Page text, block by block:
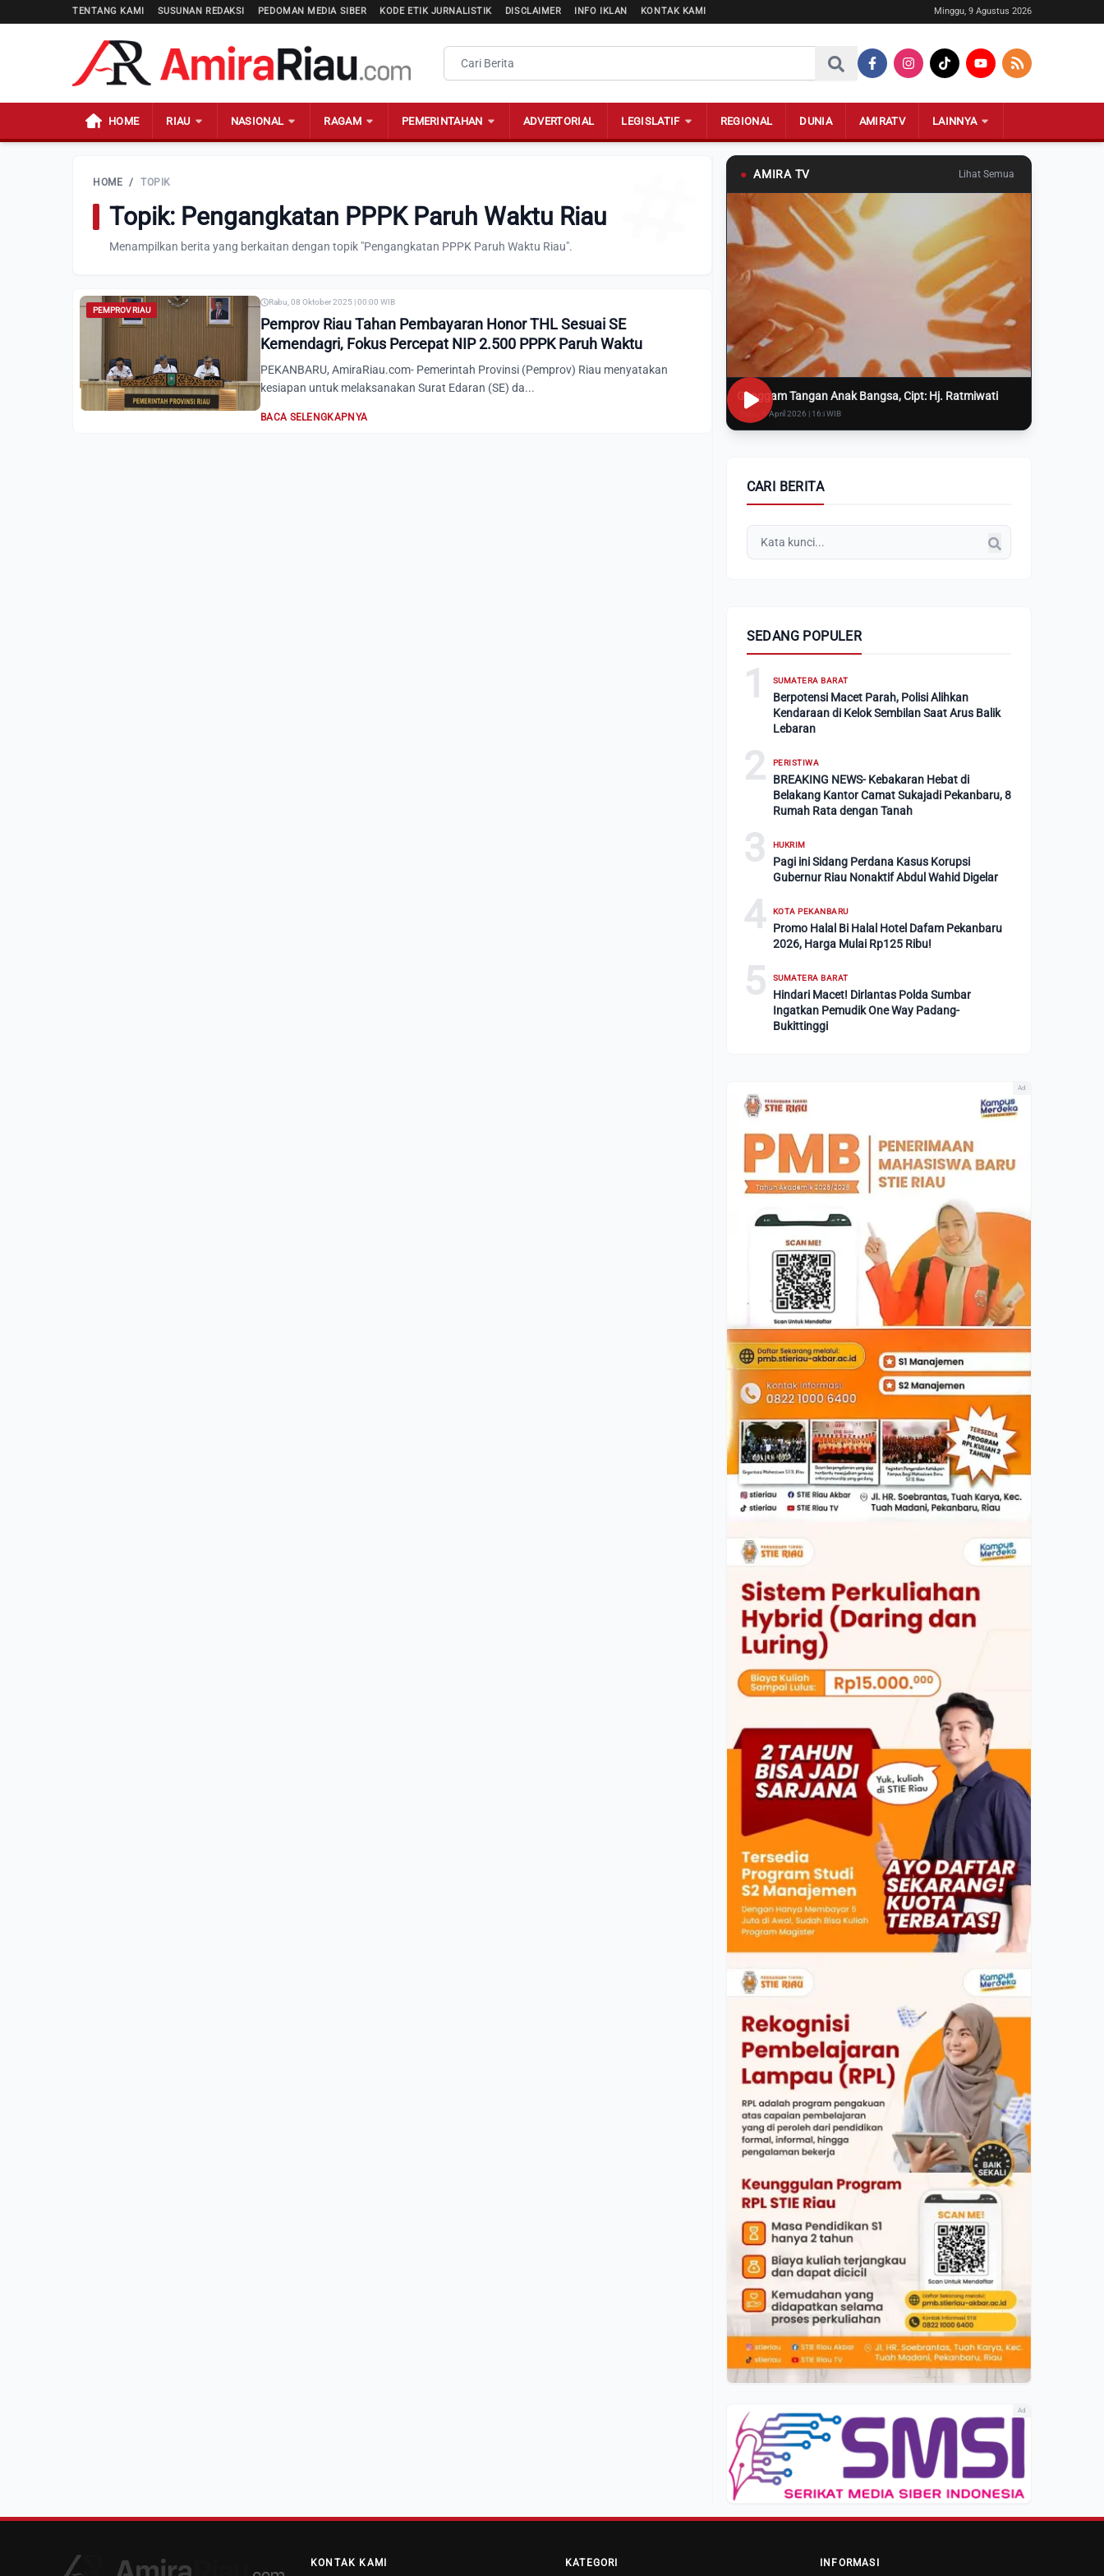
TENTANG KAMI SUSUNAN REDAKSI PEDOMAN MEDIA SIBER KODE ETIK JURNALISTIK DISCLAIMER INFO IKLAN KONTAK KAMI Minggu, 9 Agustus 2026
HOME RIAU NASIONAL RAGAM PEMERINTAHAN ADVERTORIAL LEGISLATIF REGIONAL DUNIA AMIRATV LAINNYA
HOME / TOPIK
Topik: Pengangkatan PPPK Paruh Waktu Riau
Menampilkan berita yang berkaitan dengan topik "Pengangkatan PPPK Paruh Waktu Riau".
PEMPROV RIAU
Rabu, 08 Oktober 2025 | 00:00 WIB
Pemprov Riau Tahan Pembayaran Honor THL Sesuai SE
Kemendagri, Fokus Percepat NIP 2.500 PPPK Paruh Waktu
PEKANBARU, AmiraRiau.com- Pemerintah Provinsi (Pemprov) Riau menyatakan
kesiapan untuk melaksanakan Surat Edaran (SE) da...
BACA SELENGKAPNYA
● AMIRA TV Lihat Semua
Genggam Tangan Anak Bangsa, Cipt: Hj. Ratmiwati
Rabu, 8 April 2026 | 16:i WIB
CARI BERITA
SEDANG POPULER
1 SUMATERA BARAT
Berpotensi Macet Parah, Polisi Alihkan
Kendaraan di Kelok Sembilan Saat Arus Balik
Lebaran
2 PERISTIWA
BREAKING NEWS- Kebakaran Hebat di
Belakang Kantor Camat Sukajadi Pekanbaru, 8
Rumah Rata dengan Tanah
3 HUKRIM
Pagi ini Sidang Perdana Kasus Korupsi
Gubernur Riau Nonaktif Abdul Wahid Digelar
4 KOTA PEKANBARU
Promo Halal Bi Halal Hotel Dafam Pekanbaru
2026, Harga Mulai Rp125 Ribu!
5 SUMATERA BARAT
Hindari Macet! Dirlantas Polda Sumbar
Ingatkan Pemudik One Way Padang-
Bukittinggi
Ad
Ad
KONTAK KAMI KATEGORI INFORMASI